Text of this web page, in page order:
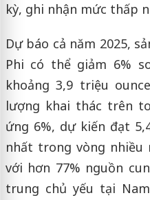
kỳ, ghi nhận mức thấp
Dự báo cả năm 2025,
Phi có thể giảm 6%
khoảng 3,9 triệu
lượng khai thác trên
ứng 6%, dự kiến đạt
nhất trong vòng
với hơn 77% nguồn
trung chủ yếu tại